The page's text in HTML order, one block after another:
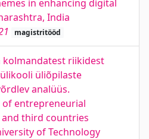
in enhancing digital
India
magistritööd
kolmandatest riikidest
üliõpilaste
analüüs.
of entrepreneurial
third countries
of Technology